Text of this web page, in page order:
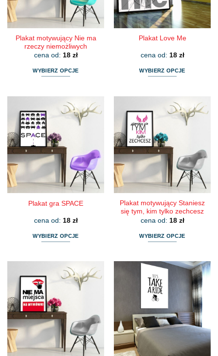
stronie
produktu
stronie
produktu
Plakat motywujący Nie ma
rzeczy niemożliwych
cena od: 18 zł
WYBIERZ OPCJE
wiele
wariantów.
Opcje
można
wybrać
na
stronie
produktu
Plakat Love Me
cena od: 18 zł
WYBIERZ OPCJE
wiele
wariantów.
Opcje
można
wybrać
na
stronie
produktu
Plakat gra SPACE
cena od: 18 zł
WYBIERZ OPCJE
wiele
wariantów.
Opcje
można
wybrać
na
stronie
produktu
Plakat motywujący Staniesz
się tym, kim tylko zechcesz
cena od: 18 zł
WYBIERZ OPCJE
ma
wariantów.
można
wybrać
na
produktu